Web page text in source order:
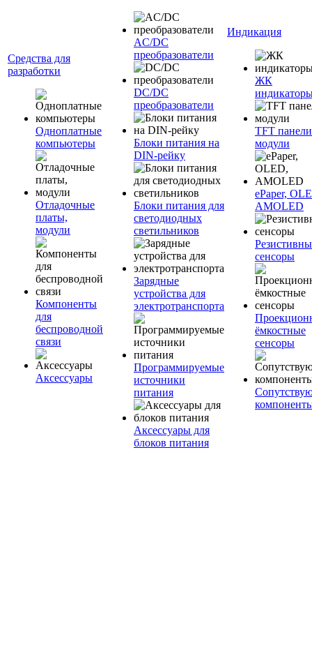
Средства для
разработки
Одноплатные
компьютеры
Отладочные
платы,
модули
Компоненты
для
беспроводной
связи
Аксессуары
AC/DC
преобразователи
DC/DC
преобразователи
Блоки питания на
DIN-рейку
Блоки питания для
светодиодных
светильников
Зарядные
устройства для
электротранспорта
Программируемые
источники
питания
Аксессуары для
блоков питания
Индикация
ЖК
TFT
модули
ePaper,
AMOLED
сенсоры
ёмкостные
сенсоры